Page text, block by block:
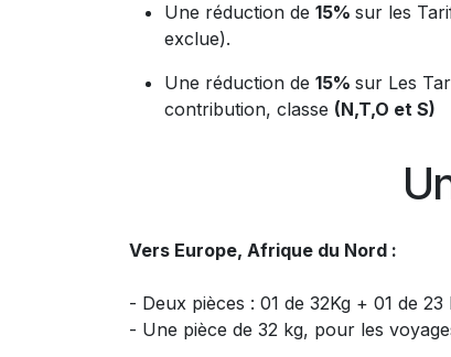
Une réduction de 15% sur les
exclue).
Une réduction de 15% sur Les
contribution, classe (N,T,O et S)
Vers Europe, Afrique du Nord :
- Deux pièces : 01 de 32Kg + 01 de
- Une pièce de 32 kg, pour les